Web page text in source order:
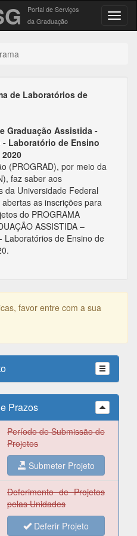
Portal de Serviços
da Graduação
de Laboratórios de
Graduação Assistida -
- Laboratório de Ensino
(PROGRAD), por meio da
faz saber aos
da Universidade Federal
as inscrições para
do PROGRAMA
ASSISTIDA –
Laboratórios de Ensino de
favor entre com a sua
Prazos
Período de Submissão de
Projetos
Submeter Projeto
Deferimento de Projetos
pelas Unidades
Deferir Projeto